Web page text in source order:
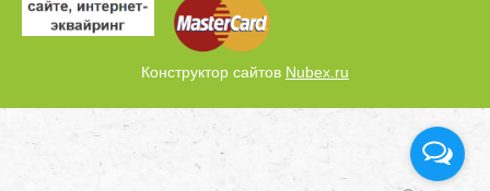
Конструктор сайтов Nubex.ru